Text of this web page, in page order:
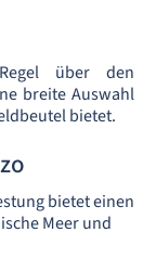
über den
breite Auswahl
bietet.
bietet einen
Meer und